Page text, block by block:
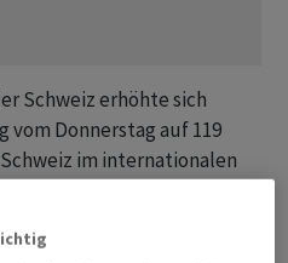
Schweiz erhöhte sich
Donnerstag auf 119
im internationalen